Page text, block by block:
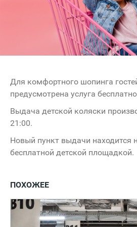
Для комфортного шопинга
предусмотрена услуга
Выдача детской коляски
21:00.
Новый пункт выдачи находится
бесплатной детской площадкой.
ПОХОЖЕЕ